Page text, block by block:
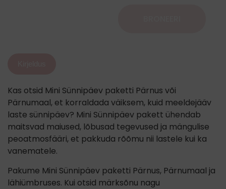
Kas otsid Mini Sünnipäev paketti Pärnus või
Pärnumaal, et korraldada väiksem, kuid meeldejääv
laste sünnipäev? Mini Sünnipäev pakett ühendab
maitsvad maiused, lõbusad tegevused ja mängulise
peoatmosfääri, et pakkuda rõõmu nii lastele kui ka
vanematele.
Pakume Mini Sünnipäev paketti Pärnus, Pärnumaal ja
lähiümbruses. Kui otsid märksõnu nagu